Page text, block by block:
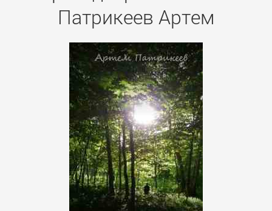
Патрикеев Артем